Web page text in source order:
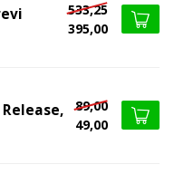
533,25
395,00
89,00
49,00